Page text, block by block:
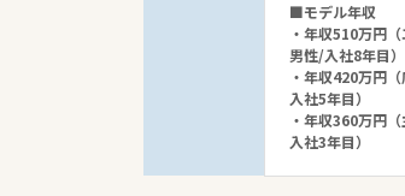
■モデル年収
・年収510万円
男性/入社8年目）
・年収420万円
入社5年目）
・年収360万円
入社3年目）